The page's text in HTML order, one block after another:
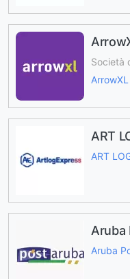
Società
ART
ART
Aruba
Aruba